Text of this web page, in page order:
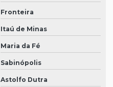
Fronteira
Itaú de Minas
Maria da Fé
Sabinópolis
Astolfo Dutra